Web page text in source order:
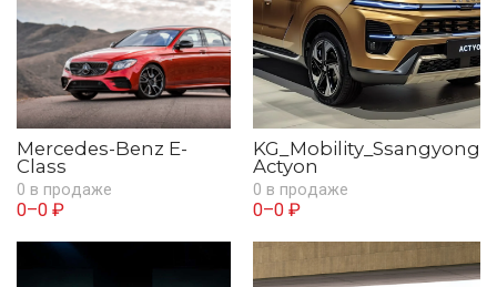
Mercedes-Benz E-
Class
0 в продаже
0–0 ₽
KG_Mobility_Ssangyong
Actyon
0 в продаже
0–0 ₽